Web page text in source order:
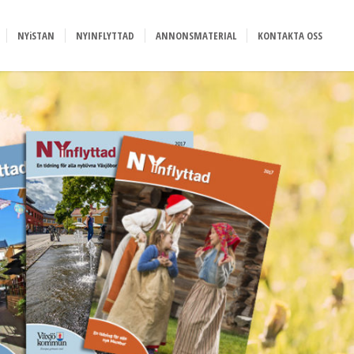
NYiSTAN NYINFLYTTAD ANNONSMATERIAL KONTAKTA OSS